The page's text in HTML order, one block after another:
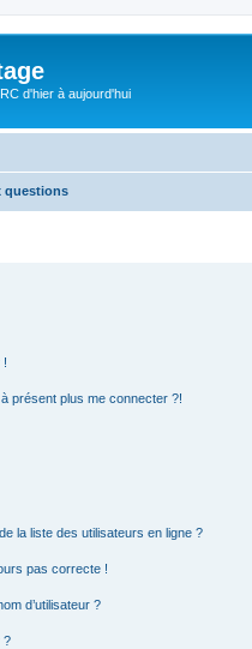
d'hier à aujourd'hui
questions
!
présent plus me connecter ?!
la liste des utilisateurs en ligne ?
pas correcte !
d’utilisateur ?
?